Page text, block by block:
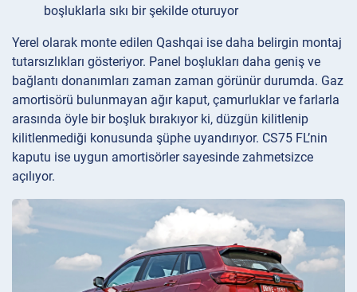
boşluklarla sıkı bir şekilde oturuyor
Yerel olarak monte edilen Qashqai ise daha belirgin montaj
tutarsızlıkları gösteriyor. Panel boşlukları daha geniş ve
bağlantı donanımları zaman zaman görünür durumda. Gaz
amortisörü bulunmayan ağır kaput, çamurluklar ve farlarla
arasında öyle bir boşluk bırakıyor ki, düzgün kilitlenip
kilitlenmediği konusunda şüphe uyandırıyor. CS75 FL’nin
kaputu ise uygun amortisörler sayesinde zahmetsizce
açılıyor.